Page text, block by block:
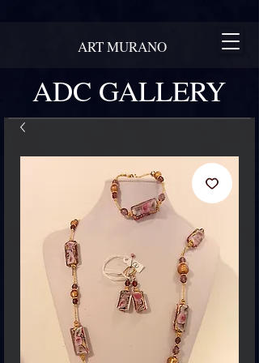
ADC GALLERY
ART MURANO